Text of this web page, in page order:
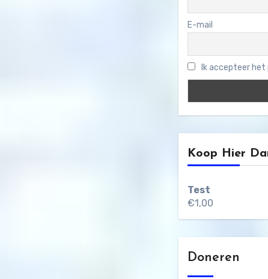
E-mail
Ik accepteer
Koop Hier
Test
€1,00
Doneren